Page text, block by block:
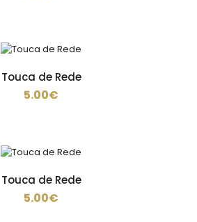
Sapato cozinha
Touca de Rede
5.00€
Touca de Rede
5.00€